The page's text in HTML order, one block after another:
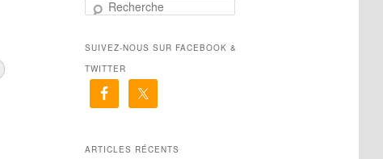
h
e
h
SUIVEZ-NOUS SUR FACEBOOK &
TWITTER
ARTICLES RÉCENTS